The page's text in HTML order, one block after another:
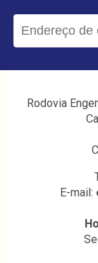
Rodovia
E-mail: